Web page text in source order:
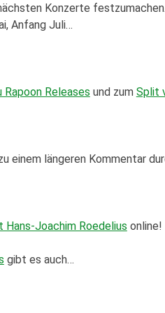
Konzerte
Anfang Juli…
Rapoon Releases und zum Split
einem längeren Kommentar
Hans-Joachim Roedelius online!
gibt es auch…